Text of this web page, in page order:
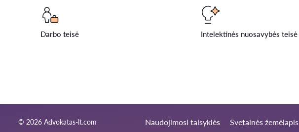
Darbo teisė Intelektinės nuosavybės teisė
© 2026 Advokatas-lt.com Naudojimosi taisyklės Svetainės žemėlapis